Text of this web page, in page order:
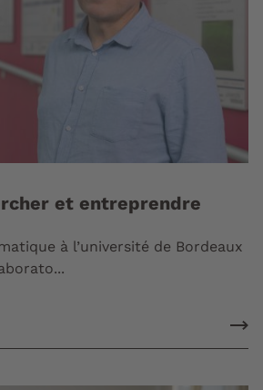
et entreprendre
à l’université de Bordeaux